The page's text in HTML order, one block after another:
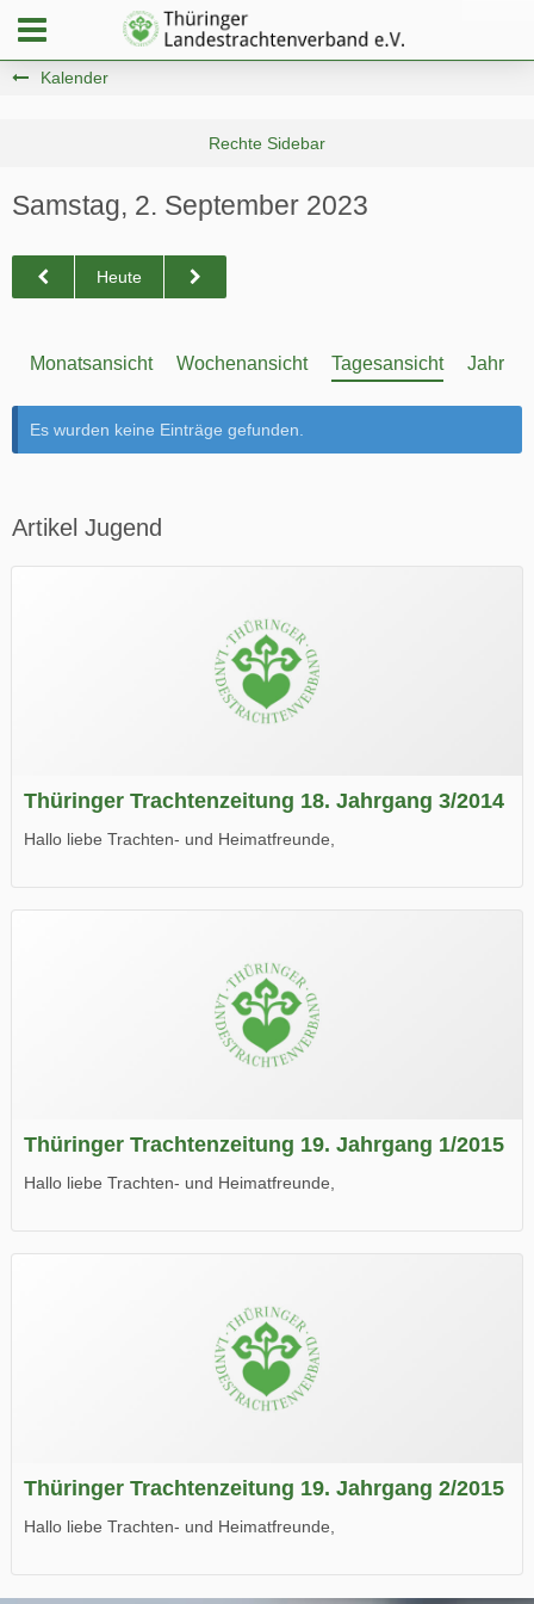
Kalender
Samstag, 2. September 2023
Heute
Monatsansicht Wochenansicht Tagesansicht
Es wurden keine Einträge gefunden.
Artikel Jugend
Thüringer Trachtenzeitung 18. Jahrgang 3/2014
Hallo liebe Trachten- und Heimatfreunde,
Wir wünschen Euch viel Spaß beim Lesen.
Thüringer Trachtenzeitung 19. Jahrgang 1/2015
Hallo liebe Trachten- und Heimatfreunde,
Wir wünschen Euch viel Spaß beim Lesen.
Thüringer Trachtenzeitung 19. Jahrgang 2/2015
Hallo liebe Trachten- und Heimatfreunde,
Wir wünschen Euch viel Spaß beim Lesen.